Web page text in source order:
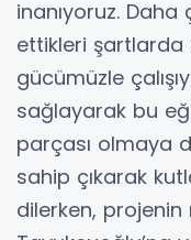
inanıyoruz.
ettikleri
gücümüzle
sağlayarak bu
parçası olmaya
sahip çıkarak
dilerken, projenin